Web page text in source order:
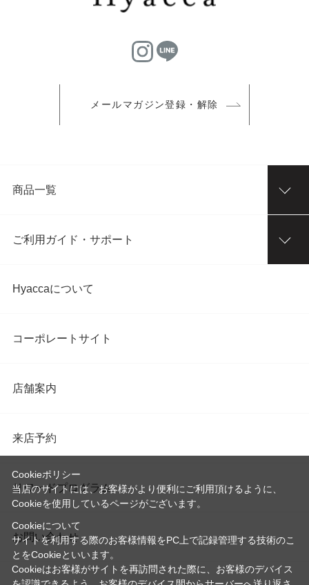
メールマガジン登録・解除
商品一覧
ご利用ガイド・サポート
Hyaccaについて
コーポレートサイト
店舗案内
来店予約
リワードプログラム
お問い合わせ
Cookieポリシー
当店のサイトには、お客様がより便利にご利用頂けるように、
Cookieを使用しているページがございます。
Cookieについて
サイトを利用する際のお客様情報をPC上で記録管理する技術のこ
とをCookieといいます。
Cookieはお客様がサイトを再訪問された際に、お客様のデバイス